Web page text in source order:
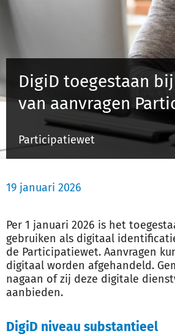
Inloggen
Registreren
DigiD toegestaan
van aanvragen
Participatiewet
19 januari 2026
Per 1 januari 2026 is het
gebruiken als digitaal
de Participatiewet. Aanvragen
digitaal worden afgehandeld.
nagaan of zij deze digitale
aanbieden.
DigiD niveau substantieel